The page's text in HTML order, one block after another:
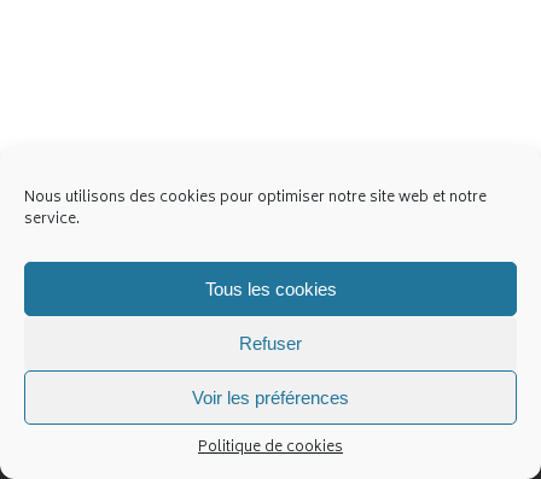
Nous utilisons des cookies pour optimiser notre site web et notre
service.
Tous les cookies
Refuser
Voir les préférences
Politique de cookies
Contact Politique de cookies (UE)